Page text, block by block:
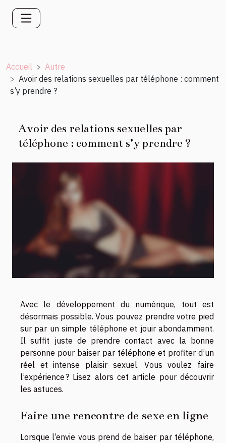
Accueil
Autre
Avoir des relations sexuelles par téléphone : comment
s’y prendre ?
Avoir des relations sexuelles par
téléphone : comment s’y prendre ?
Avec le développement du numérique, tout est
désormais possible. Vous pouvez prendre votre pied
sur par un simple téléphone et jouir abondamment.
Il suffit juste de prendre contact avec la bonne
personne pour baiser par téléphone et profiter d’un
réel et intense plaisir sexuel. Vous voulez faire
l’expérience ? Lisez alors cet article pour découvrir
les astuces.
Faire une rencontre de sexe en ligne
Lorsque l’envie vous prend de baiser par téléphone,